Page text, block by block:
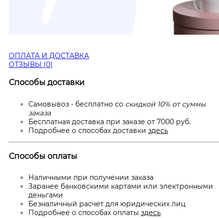
ОПЛАТА И ДОСТАВКА
ОТЗЫВЫ (0)
Способы доставки
Самовывоз - бесплатно со скидкой 10% от суммы
заказа
Бесплатная доставка при заказе от 7000 руб.
Подробнее о способах доставки здесь
Способы оплаты
Наличными при получении заказа
Заранее банковскими картами или электронными
деньгами
Безналичный расчет для юридических лиц
Подробнее о способах оплаты здесь